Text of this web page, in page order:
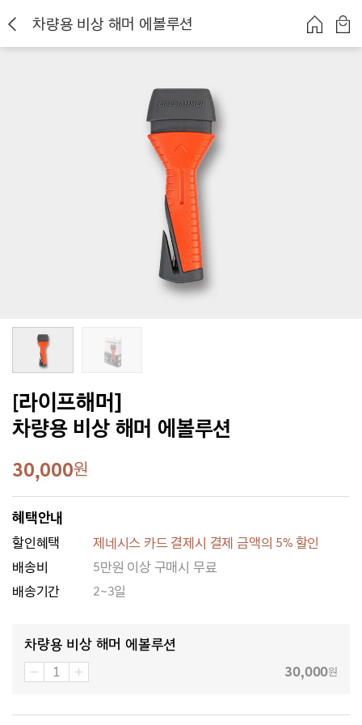
차량용 비상 해머 에볼루션
[라이프해머]
차량용 비상 해머 에볼루션
30,000원
혜택안내
할인혜택
제네시스 카드 결제시 결제 금액의 5% 할인
배송비
5만원 이상 구매시 무료
배송기간
2~3일
차량용 비상 해머 에볼루션
30,000원